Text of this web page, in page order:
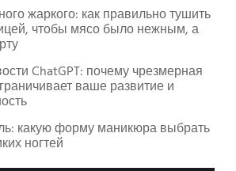
жаркого: как правильно тушить
чтобы мясо было нежным, а
ChatGPT: почему чрезмерная
ваше развитие и
какую форму маникюра выбрать
ногтей